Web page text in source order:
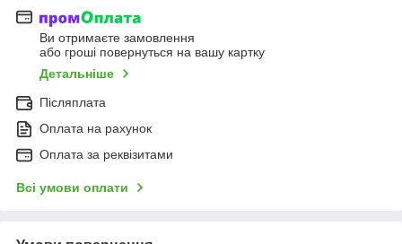
Ви отримаєте замовлення
або гроші повернуться на вашу картку
Детальніше
Післяплата
Оплата на рахунок
Оплата за реквізитами
Всі умови оплати